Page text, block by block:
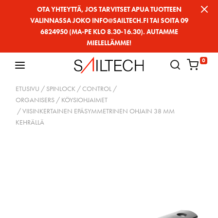
OTA YHTEYTTÄ, JOS TARVITSET APUA TUOTTEEN
VALINNASSA JOKO INFO@SAILTECH.FI TAI SOITA 09
6824950 (MA-PE KLO 8.30-16.30). AUTAMME
MIELELLÄMME!
0
ETUSIVU / SPINLOCK /CONTROL /
ORGANISERS / KÖYSIOHJAIMET
/ VIISINKERTAINEN EPÄSYMMETRINEN OHJAIN 38 MM
KEHRÄLLÄ